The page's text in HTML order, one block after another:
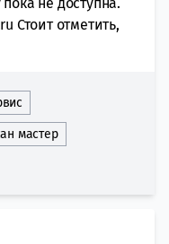
Стоит отметить,
мастер